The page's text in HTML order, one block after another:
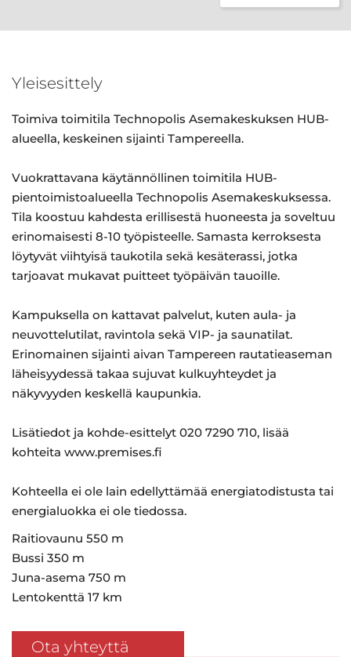
Yleisesittely
Toimiva toimitila Technopolis Asemakeskuksen HUB-
alueella, keskeinen sijainti Tampereella.
Vuokrattavana käytännöllinen toimitila HUB-
pientoimistoalueella Technopolis Asemakeskuksessa.
Tila koostuu kahdesta erillisestä huoneesta ja soveltuu
erinomaisesti 8-10 työpisteelle. Samasta kerroksesta
löytyvät viihtyisä taukotila sekä kesäterassi, jotka
tarjoavat mukavat puitteet työpäivän tauoille.
Kampuksella on kattavat palvelut, kuten aula- ja
neuvottelutilat, ravintola sekä VIP- ja saunatilat.
Erinomainen sijainti aivan Tampereen rautatieaseman
läheisyydessä takaa sujuvat kulkuyhteydet ja
näkyvyyden keskellä kaupunkia.
Lisätiedot ja kohde-esittelyt 020 7290 710, lisää
kohteita www.premises.fi
Kohteella ei ole lain edellyttämää energiatodistusta tai
energialuokka ei ole tiedossa.
Raitiovaunu 550 m
Bussi 350 m
Juna-asema 750 m
Lentokenttä 17 km
Ota yhteyttä